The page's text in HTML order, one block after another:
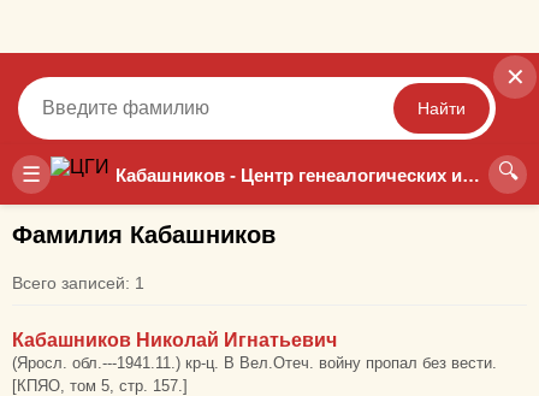
☰ Кабашников - Центр генеалогических исследований 🔍
✕
Найти
Точный Неточный
Фамилия Кабашников
Всего записей: 1
Кабашников Николай Игнатьевич
(Яросл. обл.---1941.11.) кр-ц. В Вел.Отеч. войну пропал без вести.
[КПЯО, том 5, стр. 157.]